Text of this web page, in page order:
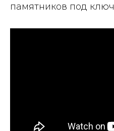
памятников под ключ